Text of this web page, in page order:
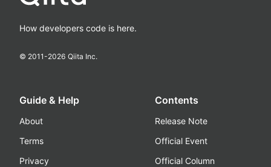
How developers code is here.
© 2011-2026 Qiita Inc.
Guide & Help
About
Terms
Privacy
Contents
Release Note
Official Event
Official Column